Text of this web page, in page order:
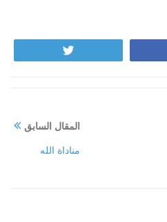
المقال السابق
مناداة الله